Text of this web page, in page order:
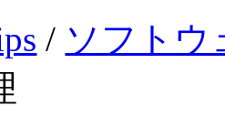
/ ソフトウ